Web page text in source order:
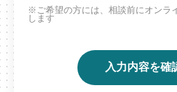
※ご希望の方には、相談前にオンラ
します